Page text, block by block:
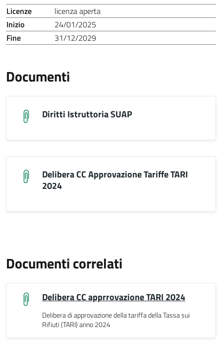
Licenze
licenza aperta
Inizio
24/01/2025
Fine
31/12/2029
Documenti
Diritti Istruttoria SUAP
Delibera CC Approvazione Tariffe TARI
2024
Documenti correlati
Delibera CC apprrovazione TARI 2024
Delibera di approvazione della tariffa della Tassa sui
Rifiuti (TARI) anno 2024